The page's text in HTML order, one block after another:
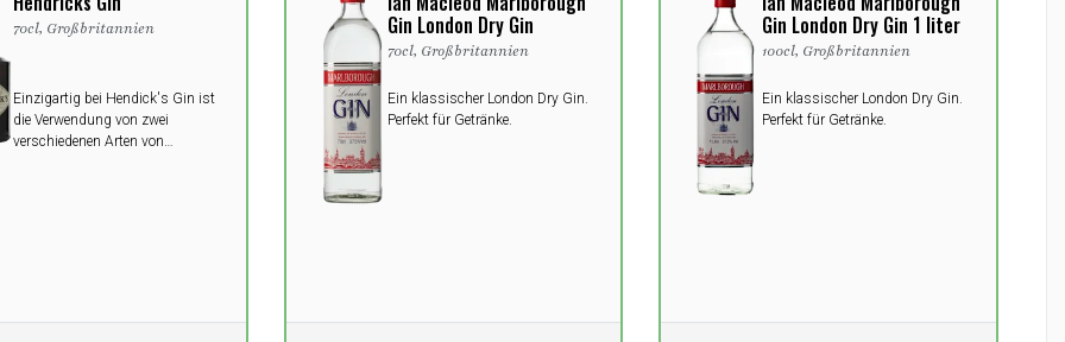
70cl, Großbritannien
Einzigartig bei Hendick's Gin ist
die Verwendung von zwei
verschiedenen Arten von
Gin London Dry Gin
70cl, Großbritannien
Ein klassischer London Dry Gin.
Perfekt für Getränke.
Gin London Dry Gin 1 liter
100cl, Großbritannien
Ein klassischer London Dry Gin.
Perfekt für Getränke.